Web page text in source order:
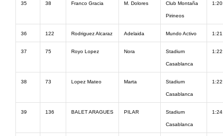
35 38 Franco Gracia M. Dolores Club Montaña
Pirineos
36 122 Rodriguez Alcaraz Adelaida Mundo Activo
37 75 Royo Lopez Nora Stadium
Casablanca
38 73 Lopez Mateo Marta Stadium
Casablanca
39 136 BALET ARAGUES PILAR Stadium
Casablanca